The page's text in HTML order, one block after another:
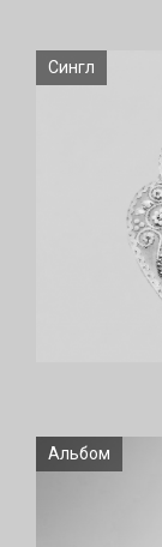
Сингл
Альбом